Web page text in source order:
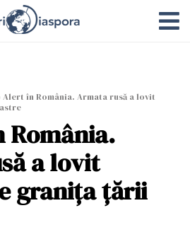
Alert în România. Armata rusă a lovit
România.
a lovit
granița țării